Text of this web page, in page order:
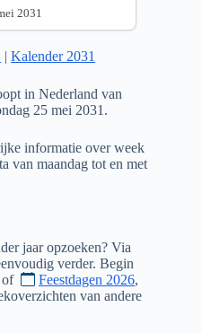
2031
|Kalender 2031
in Nederland van
25 mei 2031.
informatie over week
van maandag tot en met
jaar opzoeken? Via
verder. Begin
of Feestdagen 2026,
van andere